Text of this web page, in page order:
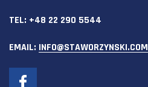
TEL: +48 22 290 5544
EMAIL: INFO@STAWORZYNSKI.COM